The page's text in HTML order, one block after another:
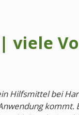
viele
Hilfsmittel bei
kommt.